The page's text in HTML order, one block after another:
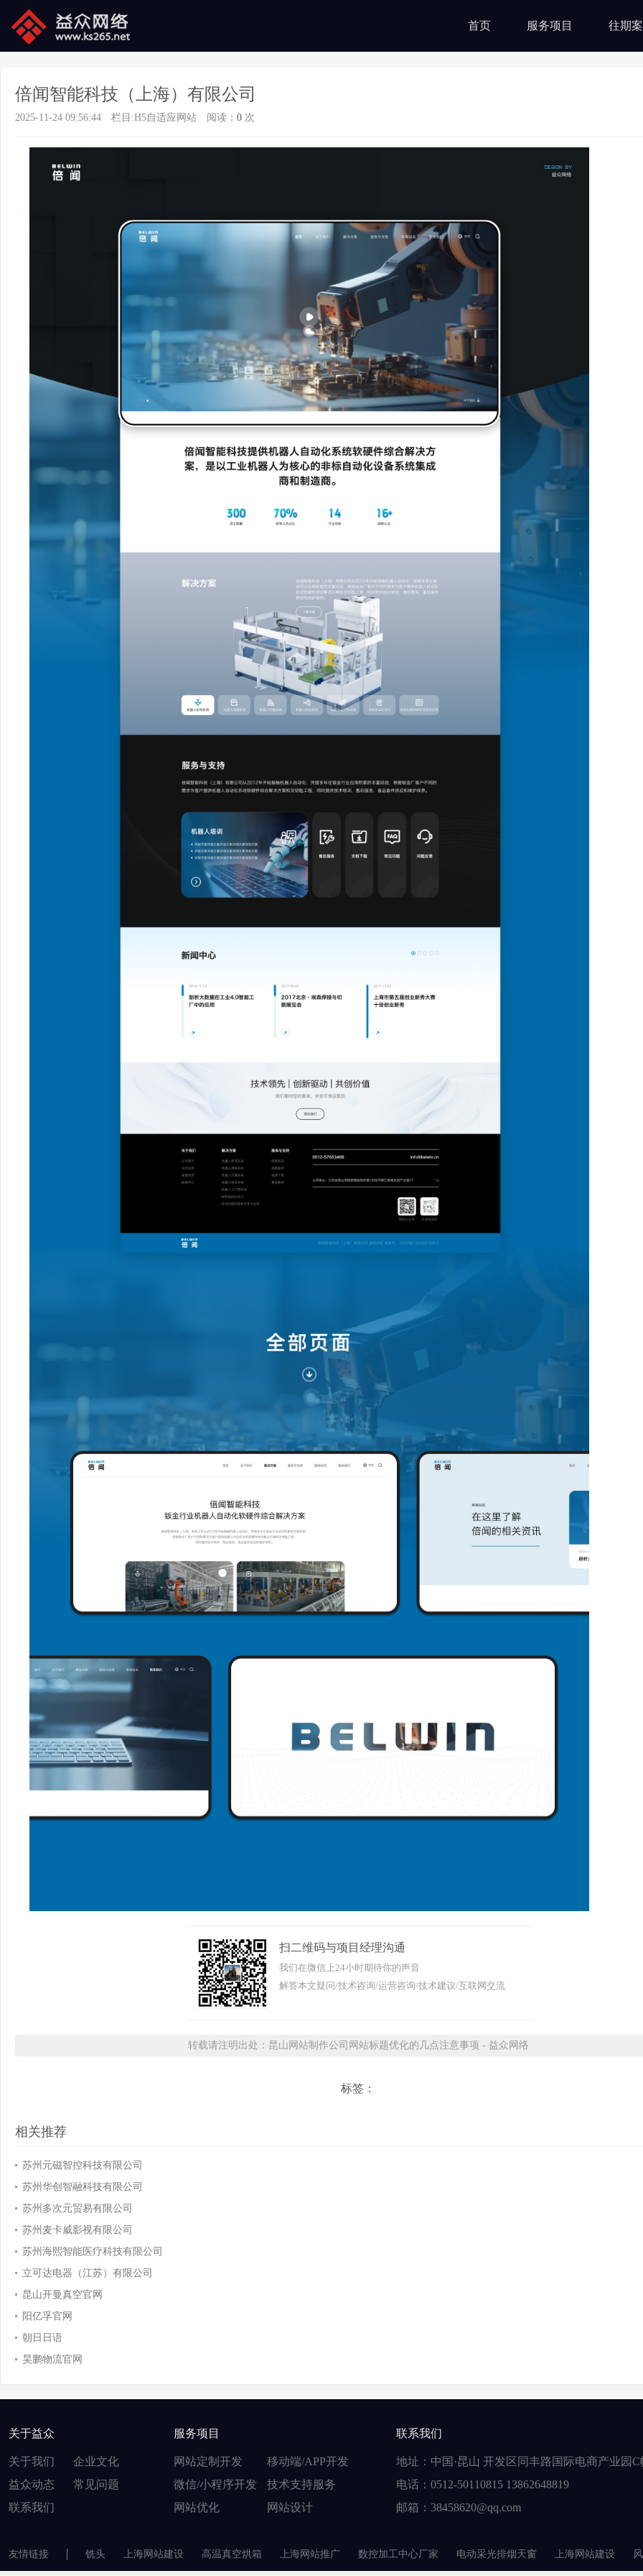
首页 服务项目 往期
倍闻智能科技（上海）有限公司
2025-11-24 09:56:44 栏目:H5自适应网站 阅读： 0 次
扫二维码与项目经理沟通
我们在微信上24小时期待你的声音
解答本文疑问/技术咨询/运营咨询/技术建议/互联网交流
转载请注明出处：昆山网站制作公司网站标题优化的几点注意事项 - 益众网络
标签：
相关推荐
苏州元磁智控科技有限公司
苏州华创智融科技有限公司
苏州多次元贸易有限公司
苏州麦卡威影视有限公司
苏州海熙智能医疗科技有限公司
立可达电器（江苏）有限公司
昆山开曼真空官网
阳亿孚官网
朝日日语
昊鹏物流官网
关于益众
关于我们
企业文化
益众动态
常见问题
联系我们
服务项目
网站定制开发
移动端/APP开发
微信/小程序开发
技术支持服务
网站优化
网站设计
联系我们
地址：中国·昆山 开发区同丰路国际电商产业园C
电话：0512-50110815 13862648819
邮箱：38458620@qq.com
友情链接 铣头 上海网站建设 高温真空烘箱 上海网站推广 数控加工中心厂家 电动采光排烟天窗 上海网站建设